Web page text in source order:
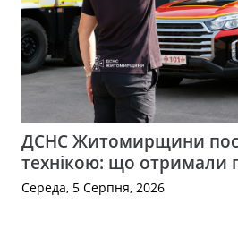
ДСНС Житомирщини
технікою: що отримали
Середа, 5 Серпня, 2026